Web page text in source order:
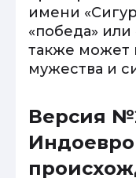
имени
«победа»
также может
мужества и
Версия